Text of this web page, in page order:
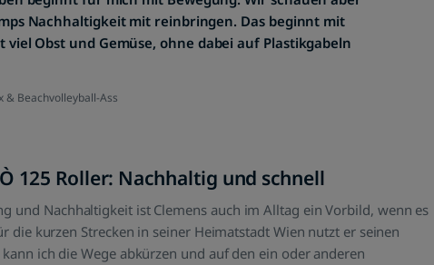
Nachhaltigkeit mit reinbringen. Das beginnt mit
viel Obst und Gemüse, ohne dabei auf Plastikgabeln
& Beachvolleyball-Ass
125 Roller: Nachhaltig und schnell
und Nachhaltigkeit ist Clemens auch im Alltag ein Vorbild, wenn es
kurzen Strecken in seiner Heimatstadt Wien nutzt er seinen
ich die Wege abkürzen und auf den ein oder anderen